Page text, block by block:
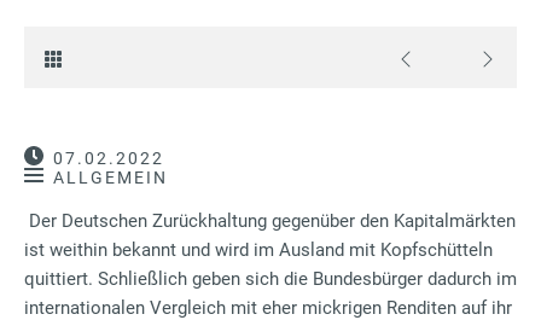
07.02.2022
ALLGEMEIN
Der Deutschen Zurückhaltung gegenüber den Kapitalmärkten
ist weithin bekannt und wird im Ausland mit Kopfschütteln
quittiert. Schließlich geben sich die Bundesbürger dadurch im
internationalen Vergleich mit eher mickrigen Renditen auf ihr